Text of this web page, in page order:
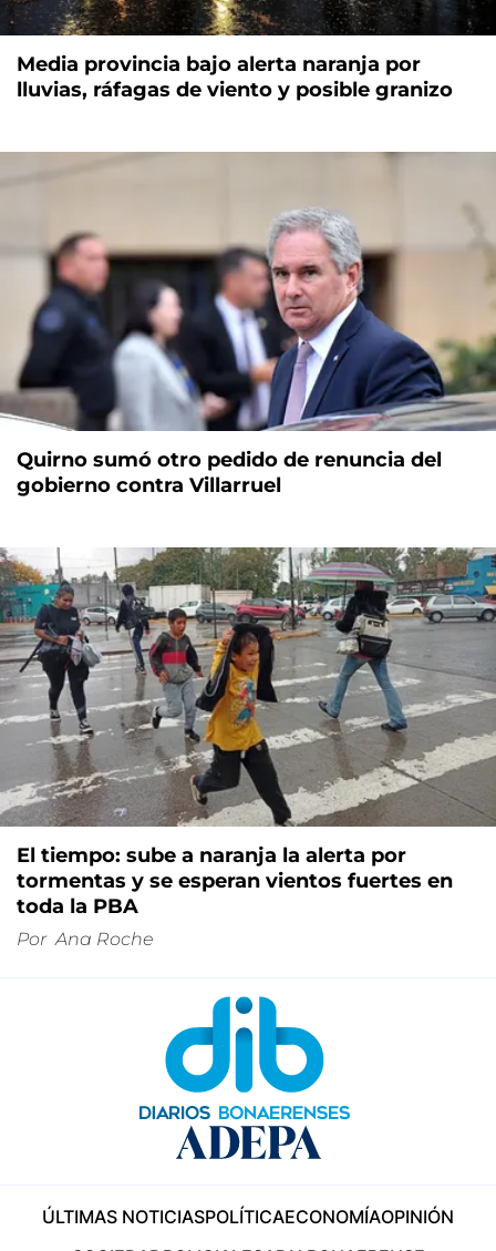
Media provincia bajo alerta naranja por
lluvias, ráfagas de viento y posible granizo
Quirno sumó otro pedido de renuncia del
gobierno contra Villarruel
El tiempo: sube a naranja la alerta por
tormentas y se esperan vientos fuertes en
toda la PBA
Por Ana Roche
ÚLTIMAS NOTICIASPOLÍTICAECONOMÍAOPINIÓN